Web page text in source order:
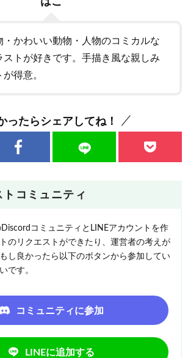
・かわいい動物・人物のコミカルな
ストが好きです。手描き風な親しみ
得意。
ったらシェアしてね！
コミュニティ
コミュニティとLINEアカウントを作
のリクエストができたり、運営者の考えが
し良かったら以下のボタンから参加してい
です。
コミュニティに参加
LINEに追加する